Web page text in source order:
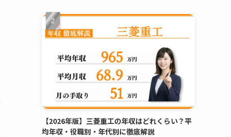
【2026年版】三菱重工の年収はどれくらい？平
均年収・役職別・年代別に徹底解説